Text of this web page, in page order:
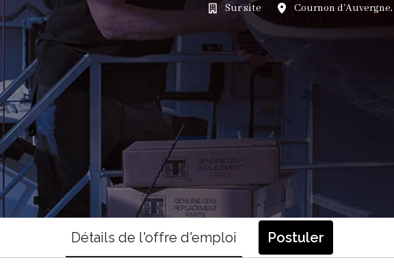
Sur site Cournon d'Auvergne,
Détails de l'offre d'emploi Postuler